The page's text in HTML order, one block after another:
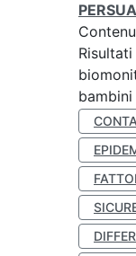
Risultati
bambini